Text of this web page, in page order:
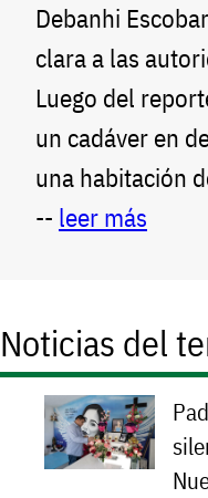
Debanhi
clara a las
Luego del
un cadáver en
una habitación
-- leer más
Noticias del